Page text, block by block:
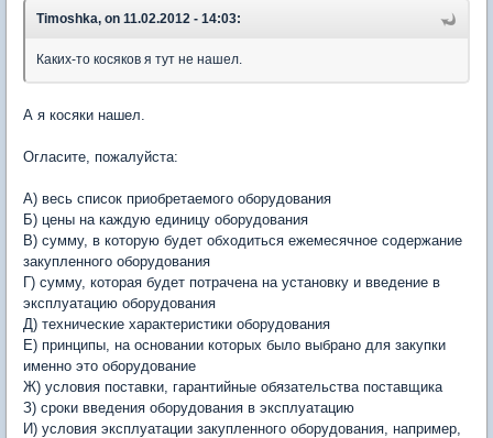
Timoshka, on 11.02.2012 - 14:03:
Каких-то косяков я тут не нашел.
А я косяки нашел.
Огласите, пожалуйста:
А) весь список приобретаемого оборудования
Б) цены на каждую единицу оборудования
В) сумму, в которую будет обходиться ежемесячное содержание
закупленного оборудования
Г) сумму, которая будет потрачена на установку и введение в
эксплуатацию оборудования
Д) технические характеристики оборудования
Е) принципы, на основании которых было выбрано для закупки
именно это оборудование
Ж) условия поставки, гарантийные обязательства поставщика
З) сроки введения оборудования в эксплуатацию
И) условия эксплуатации закупленного оборудования, например,